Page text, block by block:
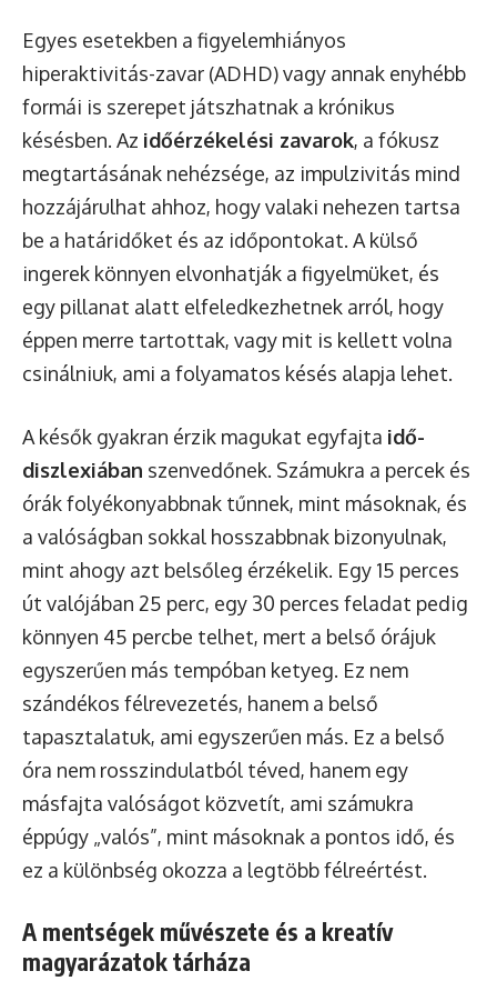
Egyes esetekben a figyelemhiányos
hiperaktivitás-zavar (ADHD) vagy annak enyhébb
formái is szerepet játszhatnak a krónikus
késésben. Az időérzékelési zavarok, a fókusz
megtartásának nehézsége, az impulzivitás mind
hozzájárulhat ahhoz, hogy valaki nehezen tartsa
be a határidőket és az időpontokat. A külső
ingerek könnyen elvonhatják a figyelmüket, és
egy pillanat alatt elfeledkezhetnek arról, hogy
éppen merre tartottak, vagy mit is kellett volna
csinálniuk, ami a folyamatos késés alapja lehet.
A késők gyakran érzik magukat egyfajta idő-
diszlexiában szenvedőnek. Számukra a percek és
órák folyékonyabbnak tűnnek, mint másoknak, és
a valóságban sokkal hosszabbnak bizonyulnak,
mint ahogy azt belsőleg érzékelik. Egy 15 perces
út valójában 25 perc, egy 30 perces feladat pedig
könnyen 45 percbe telhet, mert a belső órájuk
egyszerűen más tempóban ketyeg. Ez nem
szándékos félrevezetés, hanem a belső
tapasztalatuk, ami egyszerűen más. Ez a belső
óra nem rosszindulatból téved, hanem egy
másfajta valóságot közvetít, ami számukra
éppúgy „valós”, mint másoknak a pontos idő, és
ez a különbség okozza a legtöbb félreértést.
A mentségek művészete és a kreatív
magyarázatok tárháza